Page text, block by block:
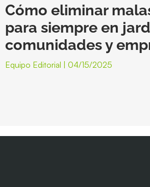
Cómo eliminar
para siempre en
comunidades y
Equipo Editorial 04/15/2025